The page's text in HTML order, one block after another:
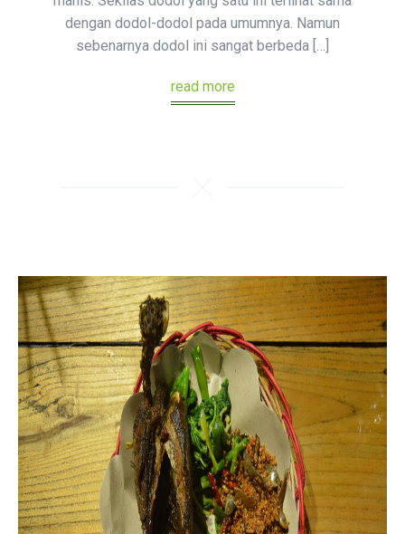
dengan dodol-dodol pada umumnya. Namun
sebenarnya dodol ini sangat berbeda […]
read more